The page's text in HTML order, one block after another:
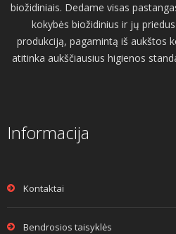
biožidiniais. Dedame visas
kokybės biožidinius ir jų
produkciją, pagamintą iš aukštos
atitinka aukščiausius higienos
Informacija
Kontaktai
Bendrosios taisyklės